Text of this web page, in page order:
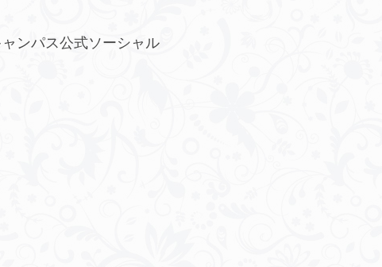
ンパス公式ソーシャル